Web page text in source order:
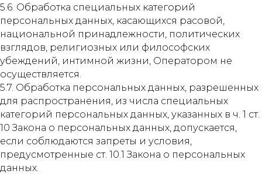
5.6. Обработка специальных категорий
персональных данных, касающихся расовой,
национальной принадлежности, политических
взглядов, религиозных или философских
убеждений, интимной жизни, Оператором не
осуществляется.
5.7. Обработка персональных данных, разрешенных
для распространения, из числа специальных
категорий персональных данных, указанных в ч. 1 ст.
10 Закона о персональных данных, допускается,
если соблюдаются запреты и условия,
предусмотренные ст. 10.1 Закона о персональных
данных.